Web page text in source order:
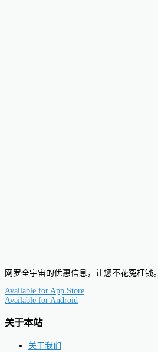
网罗全宇宙的优惠信息，让您不花冤枉钱。
Available for App Store
Available for Android
关于本站
关于我们